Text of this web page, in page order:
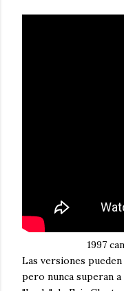
1997
Las versiones
pero nunca superan